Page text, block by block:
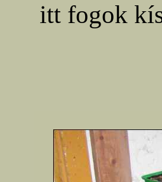
itt fogok